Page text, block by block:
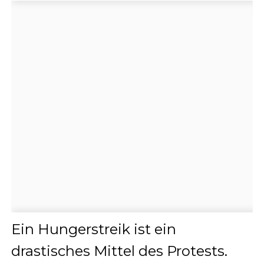
Ein Hungerstreik ist ein
drastisches Mittel des Protests.